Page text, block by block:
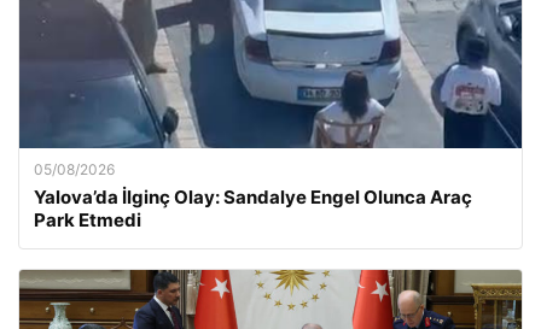
05/08/2026
Yalova’da İlginç Olay: Sandalye Engel Olunca Araç
Park Etmedi